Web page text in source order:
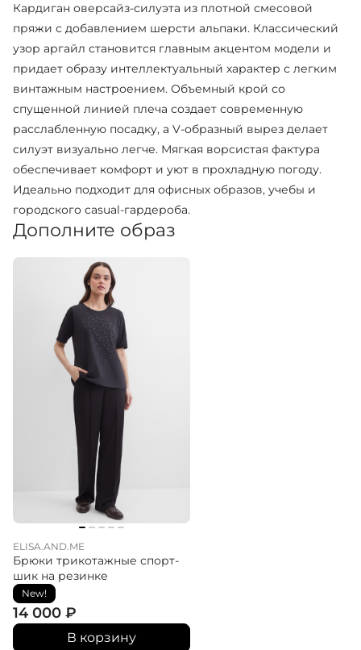
Кардиган оверсайз-силуэта из плотной смесовой
пряжи с добавлением шерсти альпаки. Классический
узор аргайл становится главным акцентом модели и
придает образу интеллектуальный характер с легким
винтажным настроением. Объемный крой со
спущенной линией плеча создает современную
расслабленную посадку, а V-образный вырез делает
силуэт визуально легче. Мягкая ворсистая фактура
обеспечивает комфорт и уют в прохладную погоду.
Идеально подходит для офисных образов, учебы и
городского casual-гардероба.
Дополните образ
ELISA.AND.ME
Брюки трикотажные спорт-
шик на резинке
New!
14 000 ₽
В корзину